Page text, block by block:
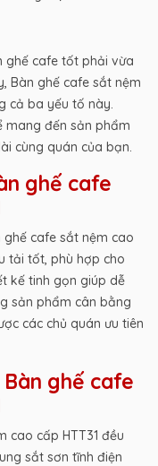
ghế cafe tốt phải vừa
Bàn ghế cafe sắt nệm
cả ba yếu tố này.
mang đến sản phẩm
cùng quán của bạn.
ghế cafe
cafe sắt nệm cao
tải tốt, phù hợp cho
kế tinh gọn giúp dễ
sản phẩm cân bằng
các chủ quán ưu tiên
ghế cafe
cao cấp HTT31 đều
sắt sơn tĩnh điện